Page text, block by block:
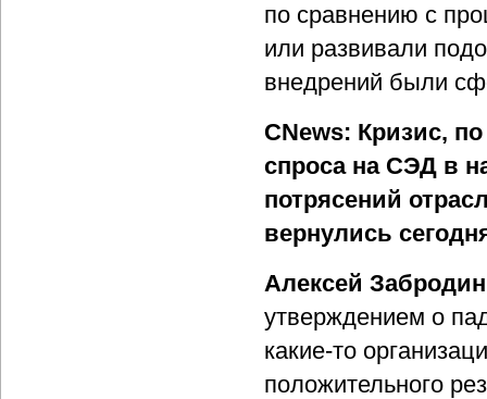
по сравнению с
или развивали
внедрений были
CNews: Кризис,
спроса на СЭД в
потрясений
вернулись
Алексей
утверждением о
какие-то
положительного